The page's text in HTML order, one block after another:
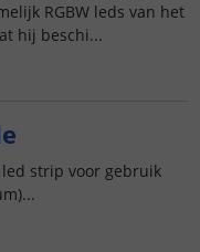
RGBW leds van het
hij beschi...
led strip voor gebruik